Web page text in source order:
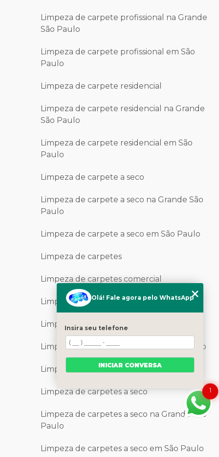
Limpeza de carpete profissional na Grande
São Paulo
Limpeza de carpete profissional em São
Paulo
Limpeza de carpete residencial
Limpeza de carpete residencial na Grande
São Paulo
Limpeza de carpete residencial em São
Paulo
Limpeza de carpete a seco
Limpeza de carpete a seco na Grande São
Paulo
Limpeza de carpete a seco em São Paulo
Limpeza de carpetes
Limpeza de carpetes comercial
Limpeza carpetes a domicilio
Limpeza de carpetes e estofados
Limpeza de carpetes na Grande São Paulo
Limpeza de carpetes em São Paulo
Limpeza de carpetes a seco
Limpeza de carpetes a seco na Grande São
Paulo
Limpeza de carpetes a seco em São Paulo
1
Olá! Fale agora pelo WhatsApp
Insira seu telefone
INICIAR CONVERSA